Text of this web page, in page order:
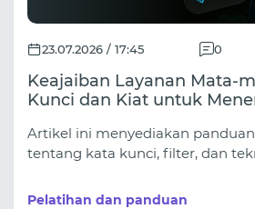
23.07.2026 / 17:45 0
Keajaiban Layanan Mata-
Kunci dan Kiat untuk
Artikel ini menyediakan
tentang kata kunci, filter, dan
sumber utama.
Pelatihan dan panduan